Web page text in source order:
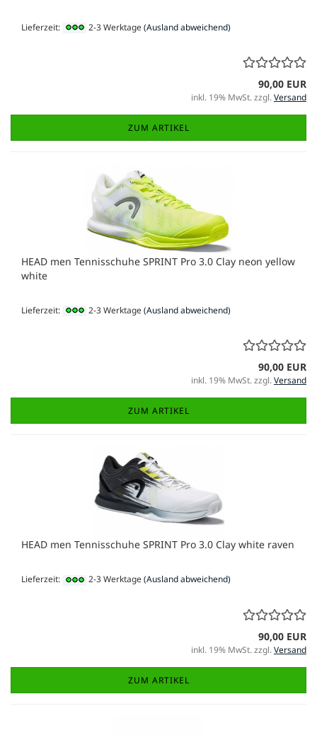
Lieferzeit: 2-3 Werktage(Ausland abweichend)
90,00 EUR
inkl. 19% MwSt. zzgl.Versand
ZUM ARTIKEL
HEAD men Tennisschuhe SPRINT Pro 3.0 Clay neon yellow
white
Lieferzeit: 2-3 Werktage(Ausland abweichend)
90,00 EUR
inkl. 19% MwSt. zzgl.Versand
ZUM ARTIKEL
HEAD men Tennisschuhe SPRINT Pro 3.0 Clay white raven
Lieferzeit: 2-3 Werktage(Ausland abweichend)
90,00 EUR
inkl. 19% MwSt. zzgl.Versand
ZUM ARTIKEL